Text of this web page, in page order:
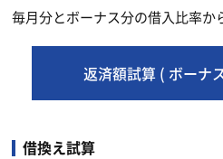
毎月分とボーナス分の借入比率か
返済額試算 ( ボーナ
借換え試算